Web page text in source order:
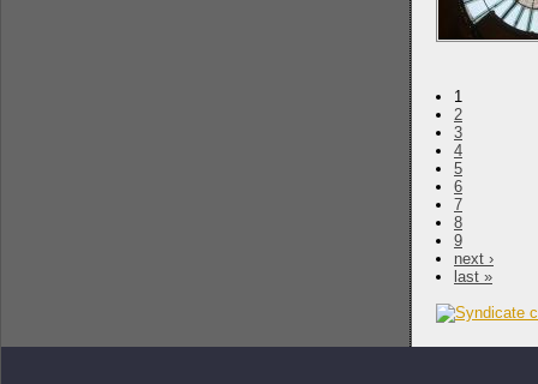
1
2
3
4
5
6
7
8
9
next ›
last »